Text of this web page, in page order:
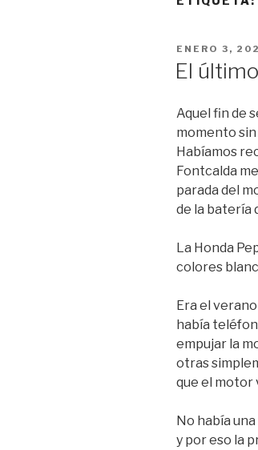
PUBLICADO
EL
ENERO 3,
El
Aquel fin de
momento
Habíamos
Fontcalda
parada del
de la batería
La Honda
colores
Era el
había
empujar la
otras
que el motor
No había
y por eso la